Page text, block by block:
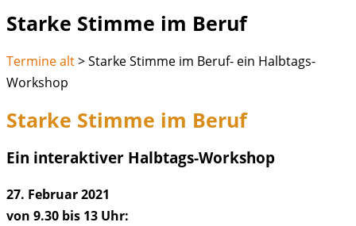
Starke Stimme im Beruf
Termine alt>Starke Stimme im Beruf- ein Halbtags-
Workshop
Starke Stimme im Beruf
Ein interaktiver Halbtags-Workshop
27. Februar 2021
von 9.30 bis 13 Uhr: